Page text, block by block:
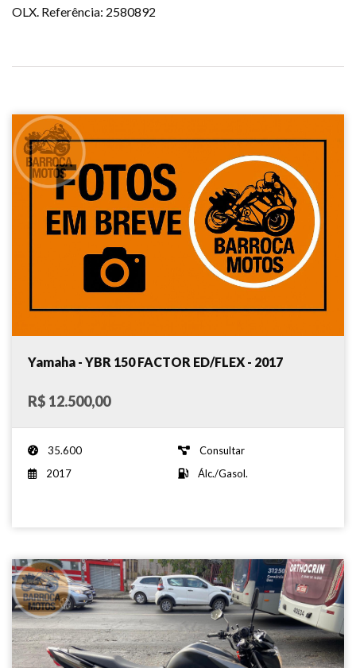
OLX. Referência: 2580892
Yamaha - YBR 150 FACTOR ED/FLEX - 2017
R$ 12.500,00
35.600
Consultar
2017
Álc./Gasol.